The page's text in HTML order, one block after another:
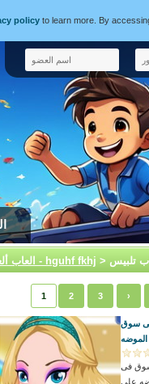
policyto learn more. By
العاب العاب بنات - hguhf fkhj تلبيس
1 2 3 ›
سوق
الموضه
فى
على